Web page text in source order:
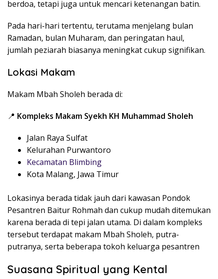
berdoa, tetapi juga untuk mencari ketenangan batin.
Pada hari-hari tertentu, terutama menjelang bulan
Ramadan, bulan Muharam, dan peringatan haul,
jumlah peziarah biasanya meningkat cukup signifikan.
Lokasi Makam
Makam Mbah Sholeh berada di:
📍 Kompleks Makam Syekh KH Muhammad Sholeh
Jalan Raya Sulfat
Kelurahan Purwantoro
Kecamatan Blimbing
Kota Malang, Jawa Timur
Lokasinya berada tidak jauh dari kawasan Pondok
Pesantren Baitur Rohmah dan cukup mudah ditemukan
karena berada di tepi jalan utama. Di dalam kompleks
tersebut terdapat makam Mbah Sholeh, putra-
putranya, serta beberapa tokoh keluarga pesantren
Suasana Spiritual yang Kental